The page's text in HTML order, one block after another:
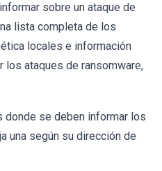
sobre un ataque de
lista completa de los
locales e información
los ataques de ransomware,
se deben informar los
una según su dirección de